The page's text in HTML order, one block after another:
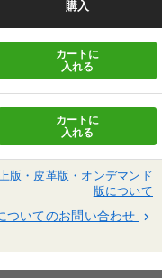
購入
カートに
入れる
カートに
入れる
版・皮革版・オンデマンド
版について
ついてのお問い合わせ keyboard_arrow_right